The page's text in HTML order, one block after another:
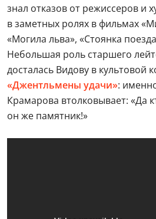
знал отказов от режиссеров и
в заметных ролях в фильмах
«Могила льва», «Стоянка
Небольшая роль старшего
досталась Видову в культовой
«Джентльмены удачи»:
Крамарова втолковывает: «Да
он же памятник!»